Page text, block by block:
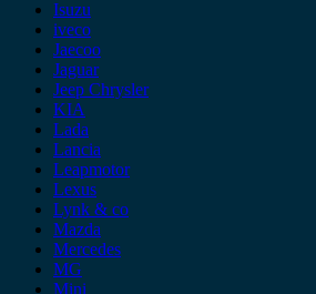
Isuzu
iveco
Jaecoo
Jaguar
Jeep Chrysler
KIA
Lada
Lancia
Leapmotor
Lexus
Lynk & co
Mazda
Mercedes
MG
Mini